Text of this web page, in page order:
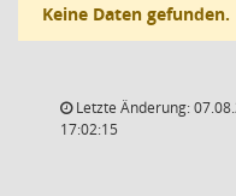
Keine Daten gefunden.
Letzte Änderung:
17:02:15